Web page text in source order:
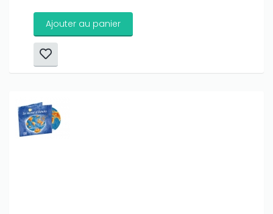
Ajouter au panier